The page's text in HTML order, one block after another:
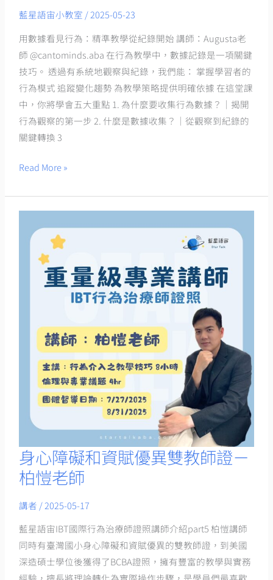
藍星語宙小教室 /2025-05-23
用數據看見行為：精準教學從紀錄開始 講師：Augusta老
師 @cantominds.aba 在行為教學中，數據記錄是一項關鍵
技巧。 透過有系統地觀察與紀錄，我們能： 掌握學習者的
行為模式 追蹤變化趨勢 為教學策略提供明確依據 在這堂課
中，你將學會五大重點 1. 為什麼要收集行為數據？｜揭開
行為觀察的第一步 2. 什麼是數據收集？｜從觀察到紀錄的
關鍵轉換 3
據
看
見
行
為
Read More »
身心障礙和資賦優異雙教師證－
柏愷老師
講者 /2025-05-17
藍星語宙IBT國際行為治療師證照講師介紹part5 柏愷講師
同時有臺灣國小身心障礙和資賦優異的雙教師證，到美國
深造碩士學位後獲得了BCBA證照，擁有豐富的教學與實務
身
心
障
礙
資
賦
優